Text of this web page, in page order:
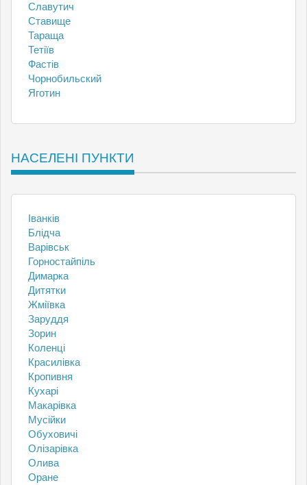
Славутич
Ставище
Тараща
Тетіїв
Фастів
Чорнобильский
Яготин
НАСЕЛЕНІ ПУНКТИ
Іванків
Блідча
Варівськ
Горностайпіль
Димарка
Дитятки
Жміївка
Заруддя
Зорин
Коленці
Красилівка
Кропивня
Кухарі
Макарівка
Мусійки
Обуховичі
Олізарівка
Олива
Оране